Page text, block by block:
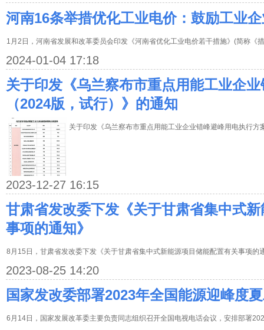
河南16条举措优化工业电价：鼓励工业
1月2日，河南省发展和改革委员会印发《河南省优化工业电价若干措施》(简称《
2024-01-04 17:18
关于印发《乌兰察布市重点用能工业企
（2024版，试行）》的通知
关于印发《乌兰察布市重点用能工业企业错峰避峰用电执行
2023-12-27 16:15
甘肃省发改委下发《关于甘肃省集中式
事项的通知》
8月15日，甘肃省发改委下发《关于甘肃省集中式新能源项目储能配置有关事项的
2023-08-25 14:20
国家发改委部署2023年全国能源迎峰度
6月14日，国家发展改革委主要负责同志组织召开全国电视电话会议，安排部署